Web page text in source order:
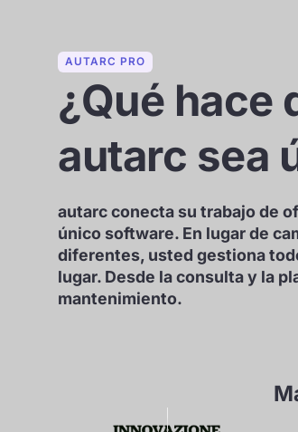
AUTARC PRO
¿Qué hace
autarc sea
autarc conecta su trabajo de
único software. En lugar de
diferentes, usted gestiona
lugar. Desde la consulta y la
mantenimiento.